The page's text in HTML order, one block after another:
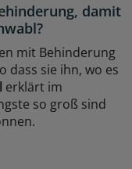
damit
mit Behinderung
dass sie ihn, wo es
erklärt im
so groß sind